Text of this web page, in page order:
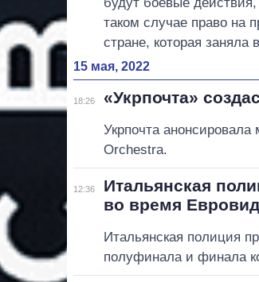
таком случае право на
стране, которая заняла
15 мая, 2022
18:26 «Укрпочта»
Укрпочта
Orchestra.
12:36
Итальянская
во время
Итальянская полиция
полуфинала и финала